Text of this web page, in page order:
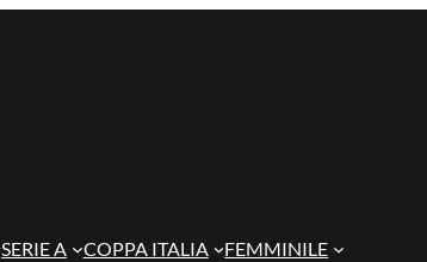
SERIE A COPPA ITALIA FEMMINILE